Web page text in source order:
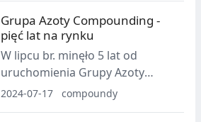
Kraków i zgromadziła 84
wystawców oraz 2518 gości.
Grupa Azoty Compounding -
pięć lat na rynku
W lipcu br. minęło 5 lat od
uruchomienia Grupy Azoty
Compounding - wytwórni
2024-07-17 compoundy